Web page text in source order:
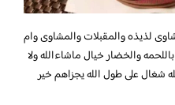
لذيذه والمقبلات والمشاوى وام
والخضار خيال ماشاءالله ولا
شغال على طول الله يجزاهم خير